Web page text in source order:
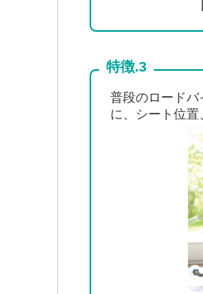
特徴.3
普段のロードバ
に、シート位